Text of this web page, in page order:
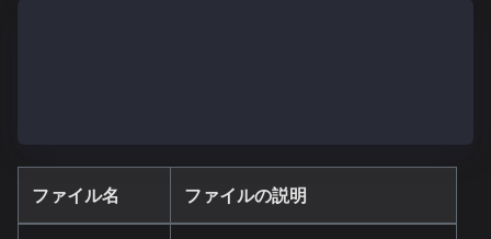
ファイル名 ファイルの説明